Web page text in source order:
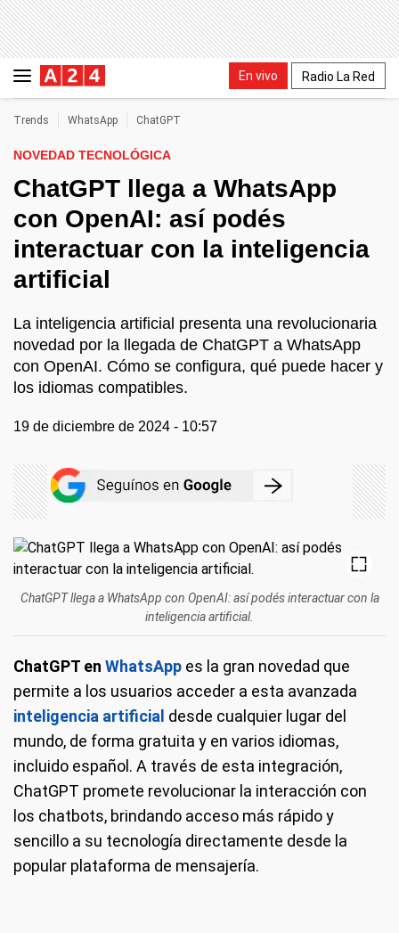
En vivo Radio La Red
Trends WhatsApp ChatGPT
NOVEDAD TECNOLÓGICA
ChatGPT llega a WhatsApp
con OpenAI: así podés
interactuar con la inteligencia
artificial
La inteligencia artificial presenta una revolucionaria
novedad por la llegada de ChatGPT a WhatsApp
con OpenAI. Cómo se configura, qué puede hacer y
los idiomas compatibles.
19 de diciembre de 2024 - 10:57
ChatGPT llega a WhatsApp con OpenAI: así podés interactuar con la
inteligencia artificial.
ChatGPT en WhatsApp es la gran novedad que
permite a los usuarios acceder a esta avanzada
inteligencia artificial desde cualquier lugar del
mundo, de forma gratuita y en varios idiomas,
incluido español. A través de esta integración,
ChatGPT promete revolucionar la interacción con
los chatbots, brindando acceso más rápido y
sencillo a su tecnología directamente desde la
popular plataforma de mensajería.